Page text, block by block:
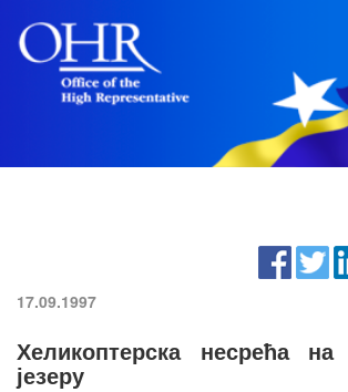
17.09.1997
Хеликоптерска несрећа
језеру